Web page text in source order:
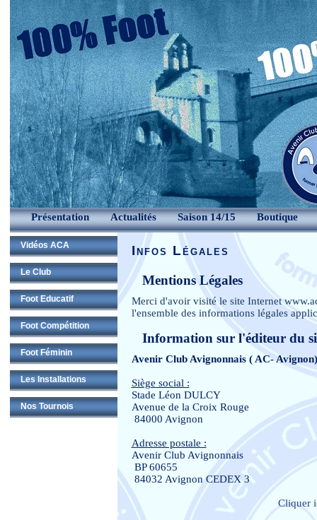
Présentation Actualités Saison 14/15 Boutique
Vidéos ACA
Le Club
Foot Educatif
Foot Compétition
Foot Féminin
Les Installations
Nos Tournois
Infos Légales
Mentions Légales
Merci d'avoir visité le site Internet
l'ensemble des informations légales
Information sur l'éditeur du
Avenir Club Avignonnais ( AC- Avignon)
Siège social :
Stade Léon DULCY
Avenue de la Croix Rouge
84000 Avignon
Adresse postale :
Avenir Club Avignonnais
BP 60655
84032 Avignon CEDEX 3
Cliquer